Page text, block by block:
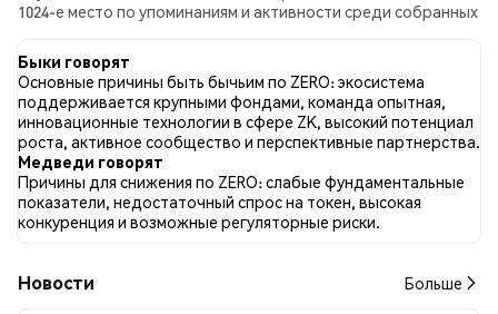
1024-е место по упоминаниям и активности среди собранных
во всех социальных сетях было Бычий. Всего было
опубликовано 0 новостных статей о ZERO. В Twitter 30.30%
твитов имели бычий настрой по сравнению с 8.08% твитов с
медвежьим настроем по ZERO. 61.62% твитов были
нейтральными по отношению к ZERO. Эти данные основаны
на 99 твитах.
Быки говорят
Основные причины быть бычьим по ZERO: экосистема
поддерживается крупными фондами, команда опытная,
инновационные технологии в сфере ZK, высокий потенциал
роста, активное сообщество и перспективные партнерства.
Медведи говорят
Причины для снижения по ZERO: слабые фундаментальные
показатели, недостаточный спрос на токен, высокая
конкуренция и возможные регуляторные риски.
Новости Больше